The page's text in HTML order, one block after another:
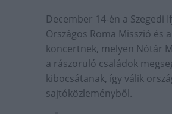
December 14-én a Szegedi
Országos Roma Misszió és
koncertnek, melyen Nótár
a rászoruló családok
kibocsátanak, így válik
sajtóközleményből.